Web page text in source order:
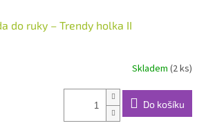
do ruky – Trendy holka II
Skladem (2 ks)
Do košíku